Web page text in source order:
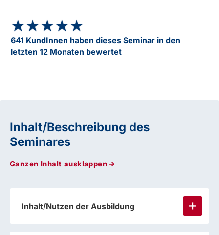
★★★★★
★★★★★
641 KundInnen haben dieses Seminar in den
letzten 12 Monaten bewertet
Inhalt/Beschreibung des
Seminares
Ganzen Inhalt ausklappen
Inhalt/Nutzen der Ausbildung